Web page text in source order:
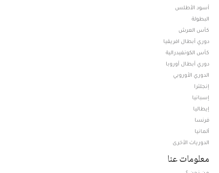
أسود الأطلس
البطولة
كأس العرش
دوري أبطال افريقيا
كأس الكونفيدرالية
دوري أبطال أوروبا
الدوري الأوروبي
إنجلترا
إسبانيا
إيطاليا
فرنسا
ألمانيا
الدوريات الأخرى
معلومات عنا